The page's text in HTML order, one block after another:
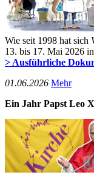
Wie seit 1998 hat sich
13. bis 17. Mai 2026
> Ausführliche
01­.06.2026 Mehr
Ein Jahr Papst Leo